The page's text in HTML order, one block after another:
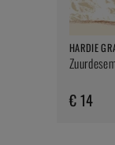
HARDIE
€ 14